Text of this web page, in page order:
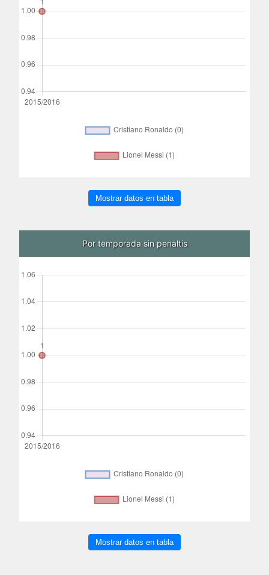
Mostrar datos en tabla
Por temporada sin penaltis
Mostrar datos en tabla